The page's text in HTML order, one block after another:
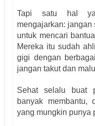
Tapi satu hal
mengajarkan: jangan
untuk mencari
Mereka itu sudah
gigi dengan
jangan takut dan
Sehat selalu buat
banyak membantu,
yang mungkin punya